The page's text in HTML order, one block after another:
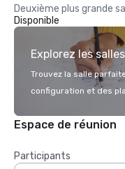
Deuxième plus grande
Disponible
Explorez les
Trouvez la salle
configuration et des
Espace de réunion
Participants